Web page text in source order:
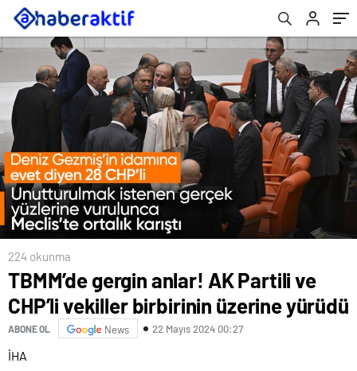
224 okunma
TBMM’de gergin anlar! AK Partili ve
CHP’li vekiller birbirinin üzerine yürüdü
ABONE OL News 22 Mayıs 2024 00:27
İHA